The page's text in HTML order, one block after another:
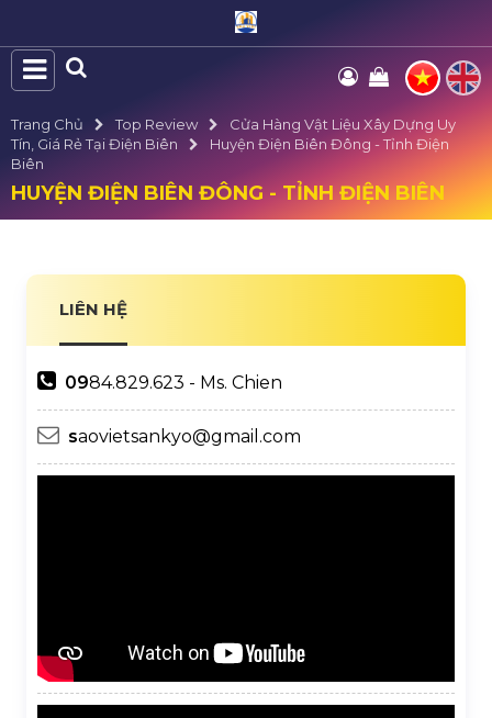
Trang Chủ Top Review
Cửa Hàng Vật Liệu Xây Dựng Uy
Tín, Giá Rẻ Tại Điện Biên
Huyện Điện Biên Đông - Tỉnh Điện
Biên
HUYỆN ĐIỆN BIÊN ĐÔNG - TỈNH ĐIỆN BIÊN
LIÊN HỆ
0984.829.623 - Ms. Chien
saovietsankyo@gmail.com